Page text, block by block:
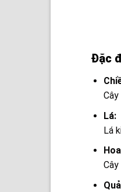
Đặc
Lá:
Lá